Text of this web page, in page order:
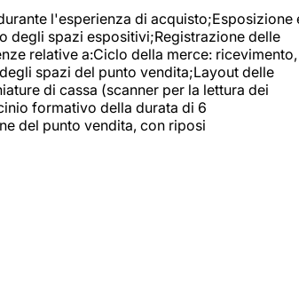
l'esperienza di acquisto;Esposizione
degli spazi espositivi;Registrazione delle
relative a:Ciclo della merce: ricevimento,
spazi del punto vendita;Layout delle
di cassa (scanner per la lettura dei
formativo della durata di 6
del punto vendita, con riposi